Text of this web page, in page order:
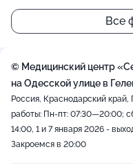
Все
© Медицинский центр
на Одесской улице в
Россия, Краснодарский
работы: Пн-пт: 07:30—20:00;
14:00, 1 и 7 января 2026 -
Закроемся в 20:00